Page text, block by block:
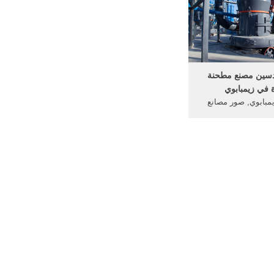
the United of
censusestimate,
population of
makes it the most
in .
مصنع مطحنة
في زيمبابوي
صور مصانع